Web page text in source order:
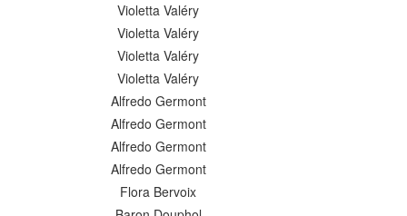
Violetta Valéry
Violetta Valéry
Violetta Valéry
Violetta Valéry
Alfredo Germont
Alfredo Germont
Alfredo Germont
Alfredo Germont
Flora Bervoix